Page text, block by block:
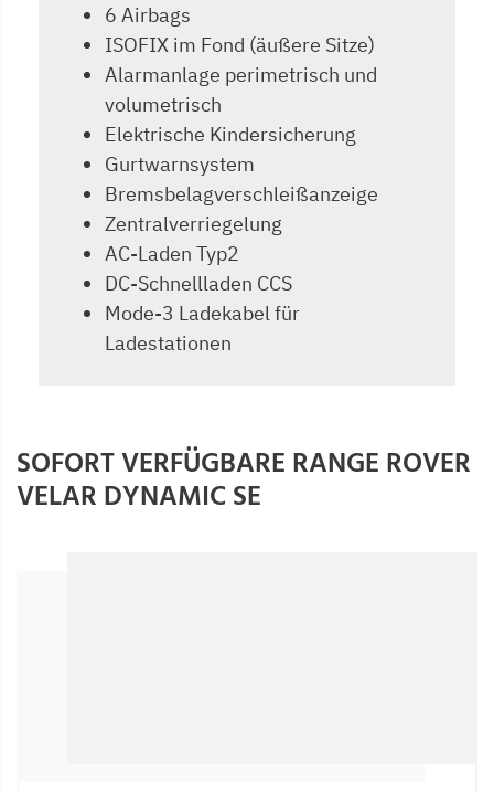
6 Airbags
ISOFIX im Fond (äußere Sitze)
Alarmanlage perimetrisch und
volumetrisch
Elektrische Kindersicherung
Gurtwarnsystem
Bremsbelagverschleißanzeige
Zentralverriegelung
AC-Laden Typ2
DC-Schnellladen CCS
Mode-3 Ladekabel für
Ladestationen
SOFORT VERFÜGBARE RANGE ROVER
VELAR DYNAMIC SE